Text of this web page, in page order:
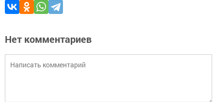
Нет комментариев